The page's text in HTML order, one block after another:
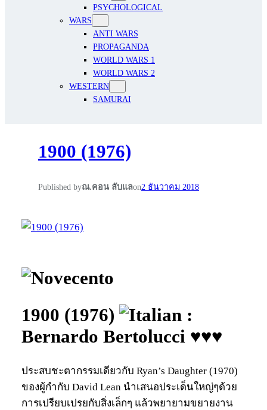
PSYCHOLOGICAL
WARS
ANTI WARS
PROPAGANDA
WORLD WARS 1
WORLD WARS 2
WESTERN
SAMURAI
1900 (1976)
Published byณ.คอน ลับแลon2 ธันวาคม 2018
1900 (1976)
:
Bernardo Bertolucci ♥♥♥
ประสบชะตากรรมเดียวกับ Ryan’s Daughter (1970)
ของผู้กำกับ David Lean นำเสนอประเด็นใหญ่ๆด้วย
การเปรียบเปรยกับสิ่งเล็กๆ แล้วพยายามขยายงาน